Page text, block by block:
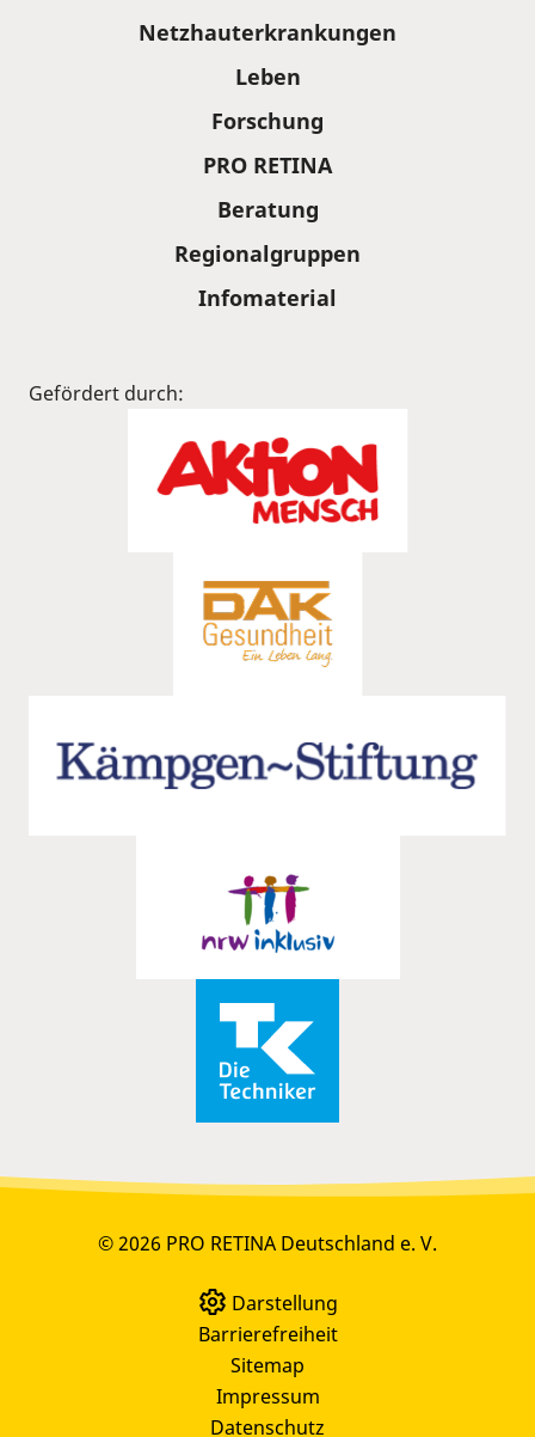
Netzhauterkrankungen
Leben
Forschung
PRO RETINA
Beratung
Regionalgruppen
Infomaterial
Gefördert durch:
© 2026 PRO RETINA Deutschland e. V.
Darstellung
Barrierefreiheit
Sitemap
Impressum
Datenschutz